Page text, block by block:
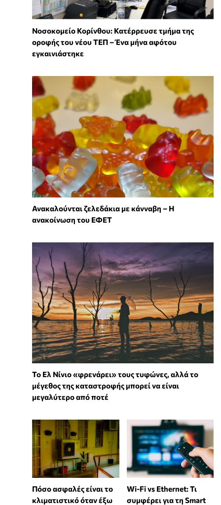
Νοσοκομείο Κορίνθου: Κατέρρευσε τμήμα της
οροφής του νέου ΤΕΠ – Ένα μήνα αφότου
εγκαινιάστηκε
Ανακαλούνται ζελεδάκια με κάνναβη – Η
ανακοίνωση του ΕΦΕΤ
Το Ελ Νίνιο «φρενάρει» τους τυφώνες, αλλά το
μέγεθος της καταστροφής μπορεί να είναι
μεγαλύτερο από ποτέ
Πόσο ασφαλές είναι το
κλιματιστικό όταν έξω
Wi-Fi vs Ethernet: Τι
συμφέρει για τη Smart